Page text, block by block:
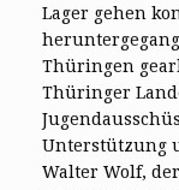
Lager gehen
Thüringen
Thüringer
Unterstützung
Walter Wolf,